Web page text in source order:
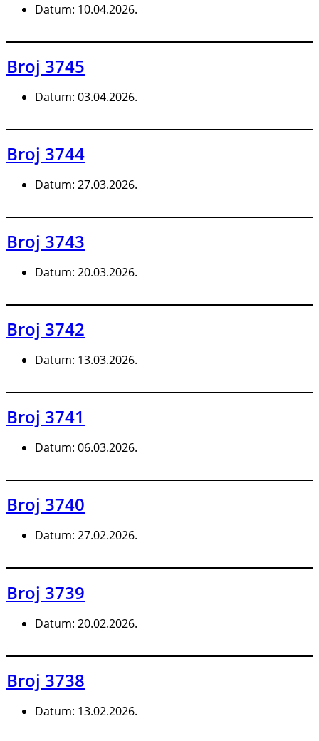
Datum: 10.04.2026.
Broj 3745
Datum: 03.04.2026.
Broj 3744
Datum: 27.03.2026.
Broj 3743
Datum: 20.03.2026.
Broj 3742
Datum: 13.03.2026.
Broj 3741
Datum: 06.03.2026.
Broj 3740
Datum: 27.02.2026.
Broj 3739
Datum: 20.02.2026.
Broj 3738
Datum: 13.02.2026.